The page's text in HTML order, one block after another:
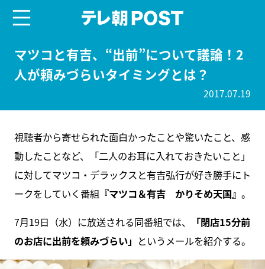
マツコと有吉、“出前”について議論！2
人が頼みづらいタイミングとは？
2017.07.19
視聴者から寄せられた面白かったことや驚いたこと、感
動したことなど、「二人のお耳に入れておきたいこと」
に対してマツコ・デラックスと有吉弘行が好き勝手にト
ークをしていく番組 『マツコ＆有吉 かりそめ天国』 。
7月19日（水）に放送される同番組では、
「閉店15分前
のお店に出前を頼みづらい」 というメールを紹介する。